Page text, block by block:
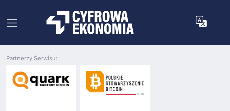
Partnerzy Serwisu: